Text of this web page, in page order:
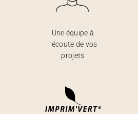
Une équipe à
l’écoute de vos
projets